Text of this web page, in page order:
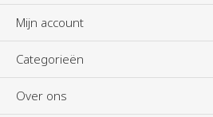
Mijn account
Categorieën
Over ons